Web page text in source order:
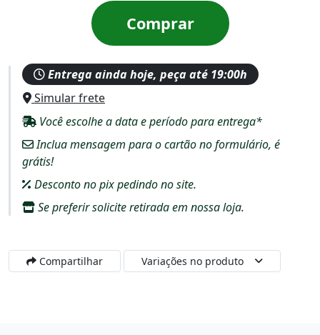
Comprar
Entrega ainda hoje, peça até 19:00h
Simular frete
Você escolhe a data e período para entrega*
Inclua mensagem para o cartão no formulário, é
grátis!
Desconto no pix pedindo no site.
Se preferir solicite retirada em nossa loja.
Compartilhar Variações no produto